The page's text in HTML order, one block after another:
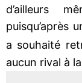
d’ailleurs
puisqu’après
a souhaité
aucun rival à